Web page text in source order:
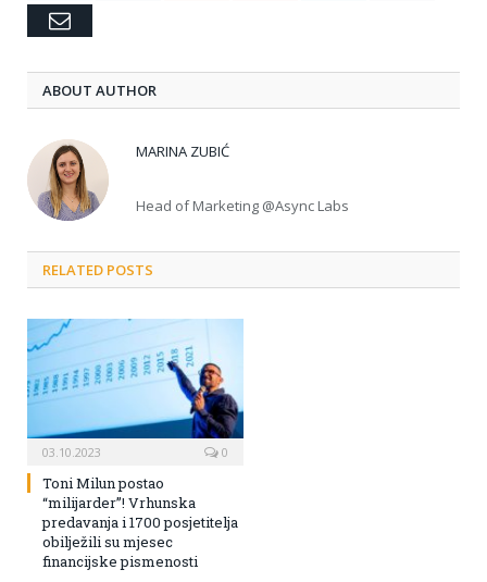
Email
ABOUT AUTHOR
MARINA ZUBIĆ
Head of Marketing @Async Labs
RELATED POSTS
03.10.2023 0
Toni Milun postao
“milijarder”! Vrhunska
predavanja i 1700 posjetitelja
obilježili su mjesec
financijske pismenosti